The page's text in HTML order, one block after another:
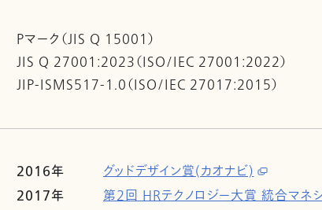
Pマーク（JIS Q 15001）
JIS Q 27001:2023（ISO/IEC 27001:2022）
JIP-ISMS517-1.0（ISO/IEC 27017:2015）
2016年
グッドデザイン賞(カオナビ)
2017年
第2回 HRテクノロジー大賞 統合マネ